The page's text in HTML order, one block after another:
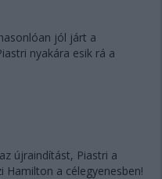
jól járt a
nyakára esik rá a
újraindítást, Piastri a
Hamilton a célegyenesben!